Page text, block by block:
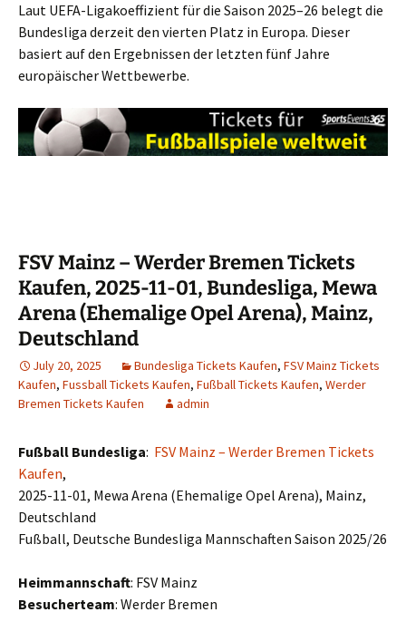
Laut UEFA-Ligakoeffizient für die Saison 2025–26 belegt die
Bundesliga derzeit den vierten Platz in Europa. Dieser
basiert auf den Ergebnissen der letzten fünf Jahre
europäischer Wettbewerbe.
FSV Mainz – Werder Bremen Tickets
Kaufen, 2025-11-01, Bundesliga, Mewa
Arena (Ehemalige Opel Arena), Mainz,
Deutschland
July 20, 2025 Bundesliga Tickets Kaufen, FSV Mainz Tickets
Kaufen, Fussball Tickets Kaufen, Fußball Tickets Kaufen, Werder
Bremen Tickets Kaufen
admin
Fußball Bundesliga: FSV Mainz – Werder Bremen Tickets
Kaufen,
2025-11-01, Mewa Arena (Ehemalige Opel Arena), Mainz,
Deutschland
Fußball, Deutsche Bundesliga Mannschaften Saison 2025/26
Heimmannschaft: FSV Mainz
Besucherteam: Werder Bremen